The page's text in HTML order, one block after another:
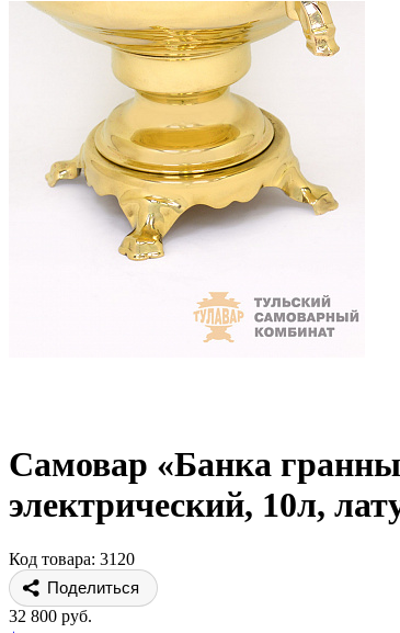
Самовар «Банка
электрический, 10л,
Код товара: 3120
Поделиться
32 800 руб.